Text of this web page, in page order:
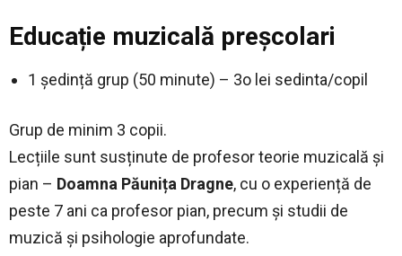
Educație muzicală preșcolari
1 ședință grup (50 minute) – 3o lei sedinta/copil
Grup de minim 3 copii.
Lecțiile sunt susținute de profesor teorie muzicală și
pian – Doamna Păunița Dragne, cu o experiență de
peste 7 ani ca profesor pian, precum și studii de
muzică și psihologie aprofundate.